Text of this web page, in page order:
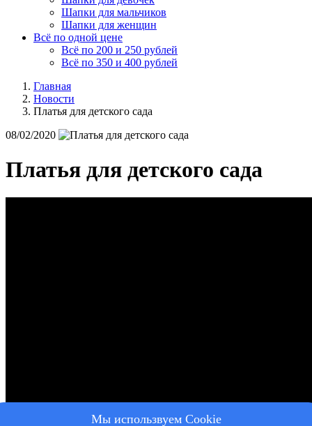
Шапки для мальчиков
Шапки для женщин
Всё по одной цене
Всё по 200 и 250 рублей
Всё по 350 и 400 рублей
Главная
Новости
Платья для детского сада
08/02/2020
Платья для детского сада
Мы использвуем Cookie